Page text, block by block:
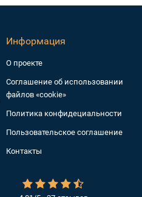
Информация
О проекте
Соглашение об использовании
файлов «cookie»
Политика конфидециальности
Пользовательское соглашение
Контакты